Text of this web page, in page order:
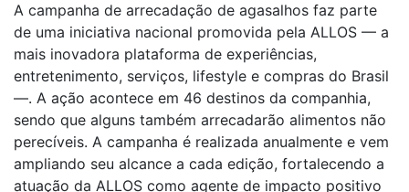
A campanha de arrecadação de agasalhos faz parte
de uma iniciativa nacional promovida pela ALLOS — a
mais inovadora plataforma de experiências,
entretenimento, serviços, lifestyle e compras do Brasil
—. A ação acontece em 46 destinos da companhia,
sendo que alguns também arrecadarão alimentos não
perecíveis. A campanha é realizada anualmente e vem
ampliando seu alcance a cada edição, fortalecendo a
atuação da ALLOS como agente de impacto positivo